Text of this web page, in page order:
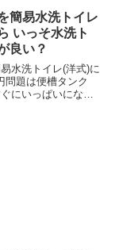
。1. 歴史的衰退の
簡易水洗トイレ
いっそ水洗ト
良い？
水洗トイレ(洋式)に
問題は便槽タンク
にいっぱいになり